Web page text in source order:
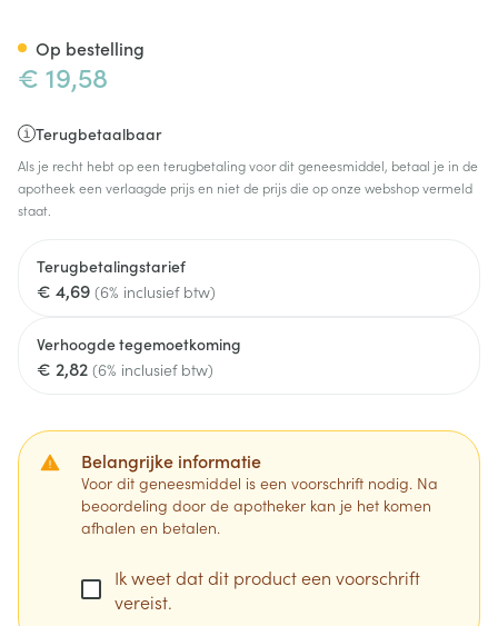
€ 19,58
Terugbetaalbaar
Als je recht hebt op een terugbetaling voor dit geneesmiddel, betaal je in de
apotheek een verlaagde prijs en niet de prijs die op onze webshop vermeld
staat.
Terugbetalingstarief
€ 4,69 (6% inclusief btw)
Verhoogde tegemoetkoming
€ 2,82 (6% inclusief btw)
Belangrijke informatie
Voor dit geneesmiddel is een voorschrift nodig. Na
beoordeling door de apotheker kan je het komen
afhalen en betalen.
Ik weet dat dit product een voorschrift
vereist.
Op bestelling